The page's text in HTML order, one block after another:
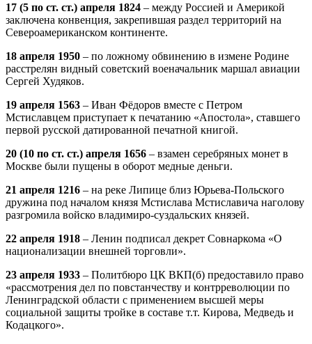
17 (5 по ст. ст.) апреля 1824 – между Россией и Америкой
заключена конвенция, закрепившая раздел территорий на
Североамериканском континенте.
18 апреля 1950 – по ложному обвинению в измене Родине
расстрелян видный советский военачальник маршал авиации
Сергей Худяков.
19 апреля 1563 – Иван Фёдоров вместе с Петром
Мстиславцем приступает к печатанию «Апостола», ставшего
первой русской датированной печатной книгой.
20 (10 по ст. ст.) апреля 1656 – взамен серебряных монет в
Москве были пущены в оборот медные деньги.
21 апреля 1216 – на реке Липице близ Юрьева-Польского
дружина под началом князя Мстислава Мстиславича наголову
разгромила войско владимиро-суздальских князей.
22 апреля 1918 – Ленин подписал декрет Совнаркома «О
национализации внешней торговли».
23 апреля 1933 – Политбюро ЦК ВКП(б) предоставило право
«рассмотрения дел по повстанчеству и контрреволюции по
Ленинградской области с применением высшей меры
социальной защиты тройке в составе т.т. Кирова, Медведь и
Кодацкого».